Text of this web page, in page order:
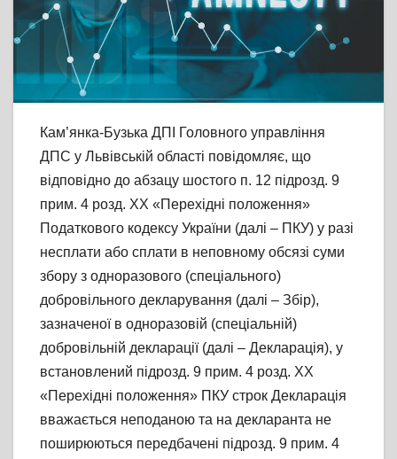
Кам’янка-Бузька ДПІ Головного управління
ДПС у Львівській області повідомляє, що
відповідно до абзацу шостого п. 12 підрозд. 9
прим. 4 розд. ХХ «Перехідні положення»
Податкового кодексу України (далі – ПКУ) у разі
несплати або сплати в неповному обсязі суми
збору з одноразового (спеціального)
добровільного декларування (далі – Збір),
зазначеної в одноразовій (спеціальній)
добровільній декларації (далі – Декларація), у
встановлений підрозд. 9 прим. 4 розд. ХХ
«Перехідні положення» ПКУ строк Декларація
вважається неподаною та на декларанта не
поширюються передбачені підрозд. 9 прим. 4